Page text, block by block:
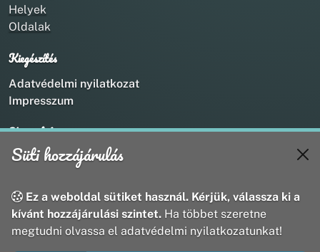
Helyek
Oldalak
Kiegészítés
Adatvédelmi nyilatkozat
Impresszum
Kapcsolat
+36 20 211 1888
webmaster@utirany.hu
8419 Csesznek, Vasút u.18.
Süti hozzájárulás
Ez a weboldal sütiket használ. Kérjük, válassza ki a
kívánt hozzájárulási szintet. Ha többet szeretne
megtudni olvassa el adatvédelmi nyilatkozatunkat!